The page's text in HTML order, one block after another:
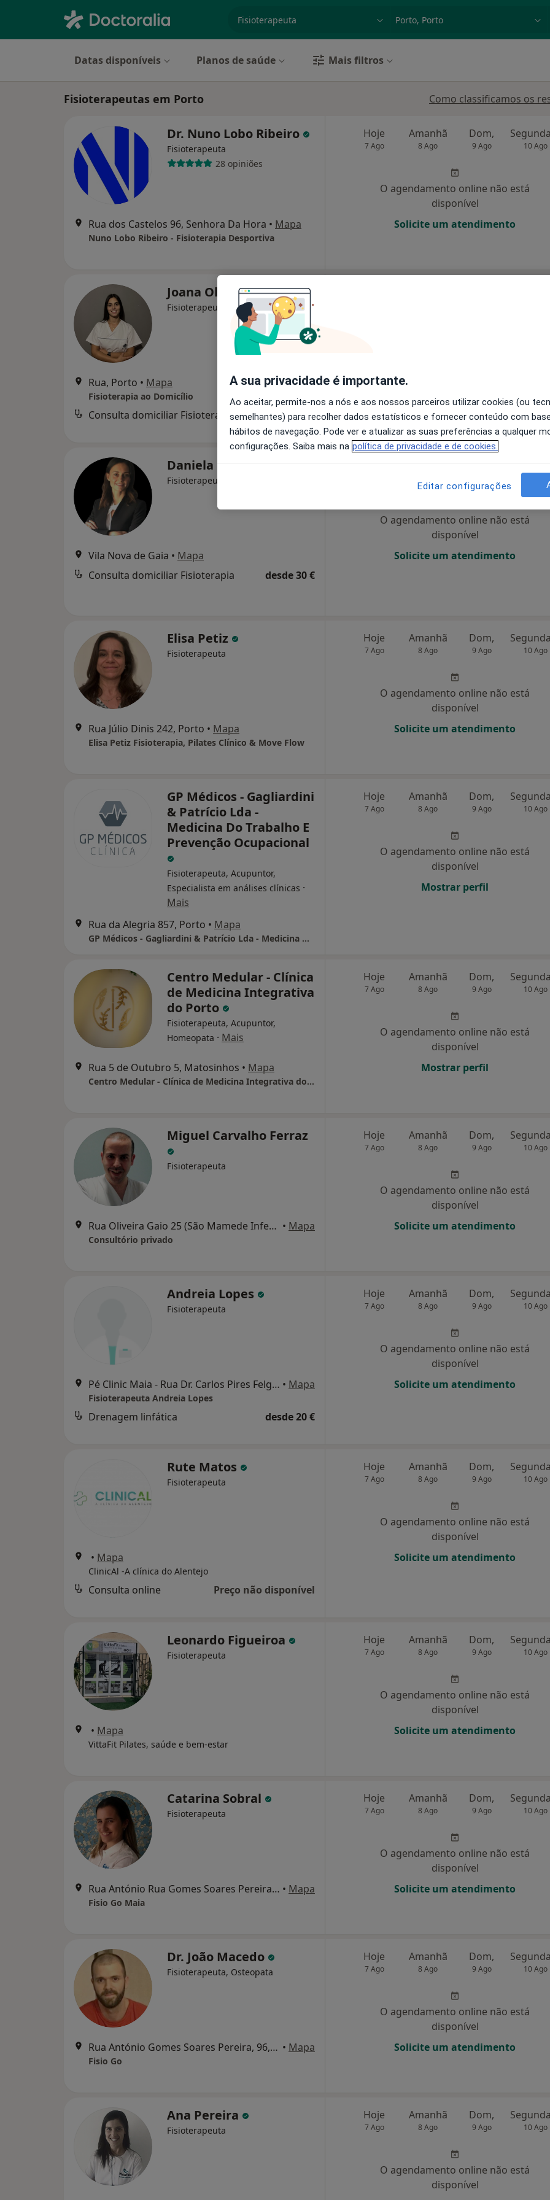
Datas disponíveis Planos de saúde Mais filtros
Fisioterapeutas em Porto Como classificamos os
Dr. Nuno Lobo Ribeiro
Fisioterapeuta
28 opiniões
Rua dos Castelos 96, Senhora Da Hora • Mapa
Nuno Lobo Ribeiro - Fisioterapia Desportiva
Hoje
7 Ago
Amanhã
8 Ago
Dom,
9 Ago 10 Ago
O agendamento online não está
disponível
Solicite um atendimento
Joana Oliveira
Fisioterapeuta
Rua, Porto • Mapa
Fisioterapia ao Domicílio
Consulta domiciliar Fisioterapia 25 €
Solicite um atendimento
Daniela Carvalho
Fisioterapeuta
Vila Nova de Gaia • Mapa
Consulta domiciliar Fisioterapia
desde 30 €
O agendamento online não está
disponível
Solicite um atendimento
Elisa Petiz
Fisioterapeuta
Rua Júlio Dinis 242, Porto • Mapa
Elisa Petiz Fisioterapia, Pilates Clínico & Move Flow
Hoje
7 Ago
Amanhã
8 Ago
Dom,
9 Ago 10 Ago
O agendamento online não está
disponível
Solicite um atendimento
GP Médicos - Gagliardini
& Patrício Lda -
Medicina Do Trabalho E
Prevenção Ocupacional
Fisioterapeuta, Acupuntor,
Especialista em análises clínicas ·
Mais
Rua da Alegria 857, Porto • Mapa
GP Médicos - Gagliardini & Patrício Lda - Medicina Do Trabalho E Prevenção Ocupacional
Hoje
7 Ago
Amanhã
8 Ago
Dom,
9 Ago 10 Ago
O agendamento online não está
disponível
Mostrar perfil
Centro Medular - Clínica
de Medicina Integrativa
do Porto
Fisioterapeuta, Acupuntor,
Homeopata · Mais
Rua 5 de Outubro 5, Matosinhos • Mapa
Centro Medular - Clínica de Medicina Integrativa do Porto
Hoje
7 Ago
Amanhã
8 Ago
Dom,
9 Ago 10 Ago
O agendamento online não está
disponível
Mostrar perfil
Miguel Carvalho Ferraz
Fisioterapeuta
Rua Oliveira Gaio 25 (São Mamede Infesta), São Mamede de Infesta • Mapa
Consultório privado
Hoje
7 Ago
Amanhã
8 Ago
Dom,
9 Ago 10 Ago
O agendamento online não está
disponível
Solicite um atendimento
Andreia Lopes
Fisioterapeuta
Pé Clinic Maia - Rua Dr. Carlos Pires Felgueiras 519, Maia • Mapa
Fisioterapeuta Andreia Lopes
Drenagem linfática desde 20 €
Hoje
7 Ago
Amanhã
8 Ago
Dom,
9 Ago 10 Ago
O agendamento online não está
disponível
Solicite um atendimento
Rute Matos
Fisioterapeuta
• Mapa
ClinicAl -A clínica do Alentejo
Consulta online Preço não disponível
Hoje
7 Ago
Amanhã
8 Ago
Dom,
9 Ago 10 Ago
O agendamento online não está
disponível
Solicite um atendimento
Leonardo Figueiroa
Fisioterapeuta
• Mapa
VittaFit Pilates, saúde e bem-estar
Hoje
7 Ago
Amanhã
8 Ago
Dom,
9 Ago 10 Ago
O agendamento online não está
disponível
Solicite um atendimento
Catarina Sobral
Fisioterapeuta
Rua António Rua Gomes Soares Pereira, Maia • Mapa
Fisio Go Maia
Hoje
7 Ago
Amanhã
8 Ago
Dom,
9 Ago 10 Ago
O agendamento online não está
disponível
Solicite um atendimento
Dr. João Macedo
Fisioterapeuta, Osteopata
Rua António Gomes Soares Pereira, 96, Maia • Mapa
Fisio Go
Hoje
7 Ago
Amanhã
8 Ago
Dom,
9 Ago 10 Ago
O agendamento online não está
disponível
Solicite um atendimento
Ana Pereira
Fisioterapeuta
Hoje
7 Ago
Amanhã
8 Ago
Dom,
9 Ago 10 Ago
O agendamento online não está
disponível
A sua privacidade é importante.
Ao aceitar, permite-nos a nós e aos nossos parceiros utilizar cookies (ou
semelhantes) para recolher dados estatísticos e fornecer conteúdo com
hábitos de navegação. Pode ver e atualizar as suas preferências a qualquer
configurações. Saiba mais na política de privacidade e de cookies.
Editar configurações